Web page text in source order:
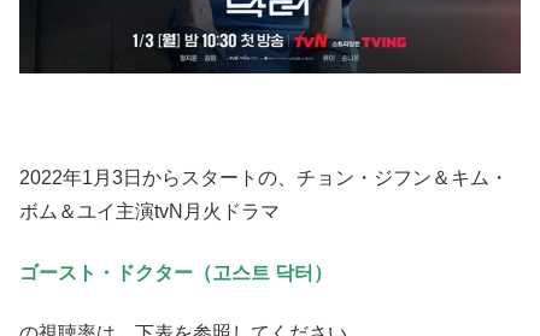
2022年1月3日からスタートの、チョン・ジフン＆キム・
ボム＆ユイ主演tvN月火ドラマ
ゴースト・ドクター（고스트 닥터）